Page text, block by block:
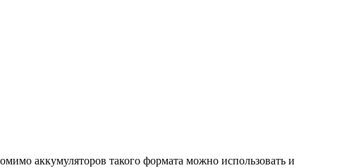
аккумуляторов такого формата можно использовать и